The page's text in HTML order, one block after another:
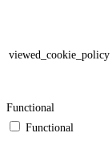
viewed_cookie_policy
Functional
Functional